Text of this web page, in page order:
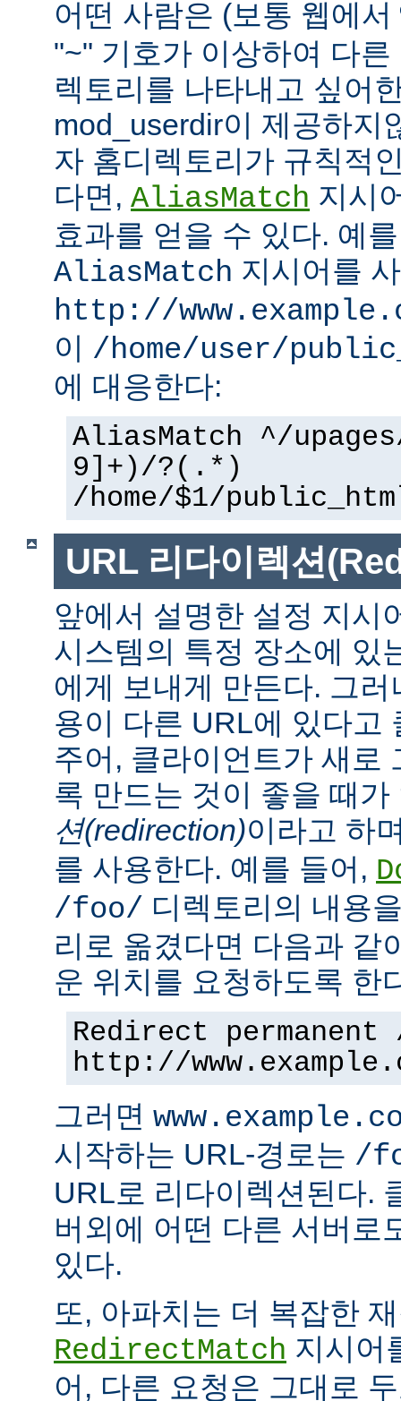
어떤 사람은 (보통 웹에서
"~" 기호가 이상하여 다
렉토리를 나타내고 싶어
mod_userdir이 제공하지
자 홈디렉토리가 규칙적
다면, AliasMatch 지시
효과를 얻을 수 있다. 예
AliasMatch 지시어를
http://
이 /home/user/
에 대응한다:
AliasMatch ^/
9]+)/?(.*)
/home/$1/
URL 리다이렉션
앞에서 설명한 설정 지시
시스템의 특정 장소에 있
에게 보내게 만든다. 그
용이 다른 URL에 있다고
주어, 클라이언트가 새로
록 만드는 것이 좋을 때
션(redirection)이라고 하
를 사용한다. 예를 들어,
/foo/ 디렉토리의 내용
리로 옮겼다면 다음과 같
운 위치를 요청하도록 한
Redirect
http://
그러면
시작하는 URL-경로는 /
URL로 리다이렉션된다.
버외에 어떤 다른 서버로
있다.
또, 아파치는 더 복잡한
RedirectMatch 지시어
어, 다른 요청은 그대로